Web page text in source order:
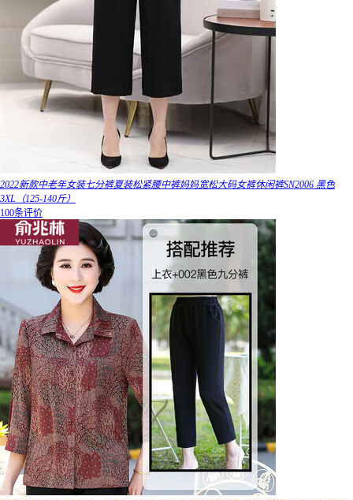
2022新款中老年女装七分裤夏装松紧腰中裤妈妈宽松大码女裤休闲裤SN2006 黑色
3XL（125-140斤）
100条评价